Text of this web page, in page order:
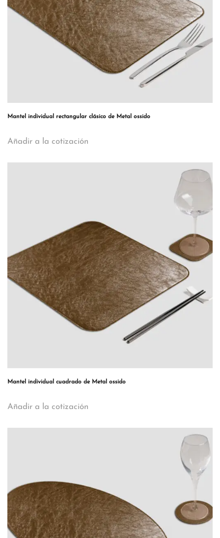
Mantel individual rectangular clásico de Metal ossido
Añadir a la cotización
Mantel individual cuadrado de Metal ossido
Añadir a la cotización